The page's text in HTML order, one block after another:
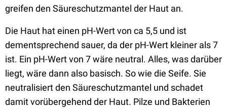
greifen den Säureschutzmantel der Haut an.
Die Haut hat einen pH-Wert von ca 5,5 und ist
dementsprechend sauer, da der pH-Wert kleiner als 7
ist. Ein pH-Wert von 7 wäre neutral. Alles, was darüber
liegt, wäre dann also basisch. So wie die Seife. Sie
neutralisiert den Säureschutzmantel und schadet
damit vorübergehend der Haut. Pilze und Bakterien